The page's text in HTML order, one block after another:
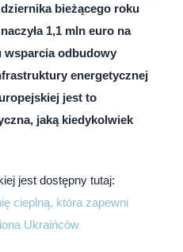
bieżącego roku
1,1 mln euro na
wsparcia odbudowy
energetycznej
jest to
jaką kiedykolwiek
jest dostępny tutaj:
cieplną, która zapewni
Ukraińców